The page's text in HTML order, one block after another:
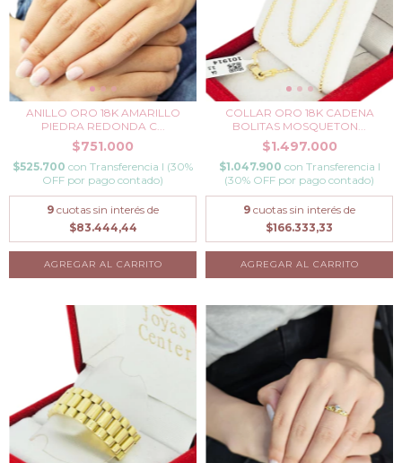
ANILLO ORO 18K AMARILLO
PIEDRA REDONDA C...
$751.000
$525.700 con Transferencia I (30%
OFF por pago contado)
9 cuotas sin interés de
$83.444,44
AGREGAR AL CARRITO
COLLAR ORO 18K CADENA
BOLITAS MOSQUETON...
$1.497.000
$1.047.900 con Transferencia I
(30% OFF por pago contado)
9 cuotas sin interés de
$166.333,33